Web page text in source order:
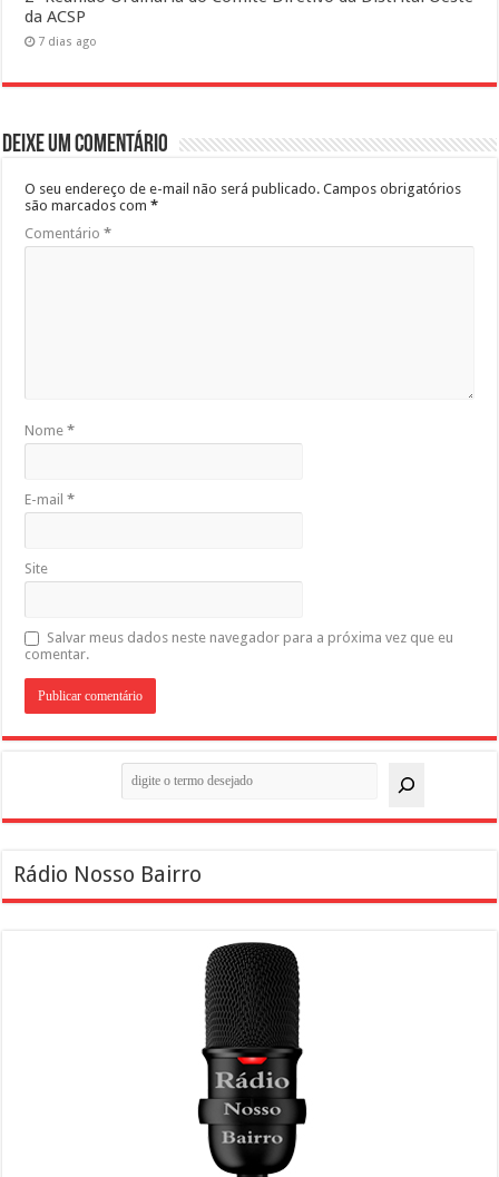
da ACSP
7 dias ago
Deixe um comentário
O seu endereço de e-mail não será publicado. Campos obrigatórios
são marcados com*
Comentário*
Nome*
E-mail*
Site
Salvar meus dados neste navegador para a próxima vez que eu
comentar.
Rádio Nosso Bairro